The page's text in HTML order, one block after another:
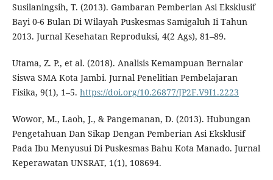
Susilaningsih, T. (2013). Gambaran Pemberian Asi Eksklusif
Bayi 0-6 Bulan Di Wilayah Puskesmas Samigaluh Ii Tahun
2013. Jurnal Kesehatan Reproduksi, 4(2 Ags), 81–89.
Utama, Z. P., et al. (2018). Analisis Kemampuan Bernalar
Siswa SMA Kota Jambi. Jurnal Penelitian Pembelajaran
Fisika, 9(1), 1–5. https://doi.org/10.26877/JP2F.V9I1.2223
Wowor, M., Laoh, J., & Pangemanan, D. (2013). Hubungan
Pengetahuan Dan Sikap Dengan Pemberian Asi Eksklusif
Pada Ibu Menyusui Di Puskesmas Bahu Kota Manado. Jurnal
Keperawatan UNSRAT, 1(1), 108694.